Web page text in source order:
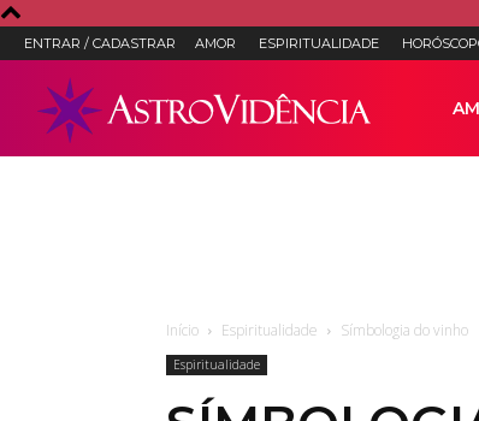
ENTRAR / CADASTRAR AMOR ESPIRITUALIDADE
Início Espiritualidade Símbologia do vinho
Espiritualidade